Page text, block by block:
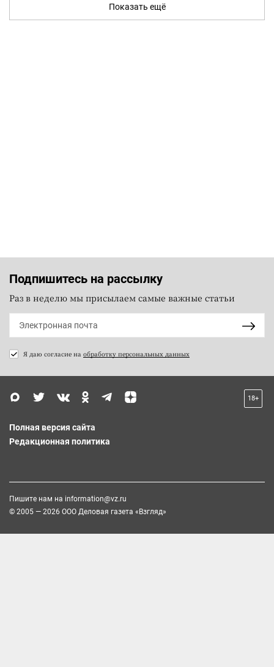
Показать ещё
Подпишитесь на рассылку
Раз в неделю мы присылаем самые важные статьи
Я даю согласие на обработку персональных данных
18+
Полная версия сайта
Редакционная политика
Пишите нам на information@vz.ru
© 2005 — 2026 ООО Деловая газета «Взгляд»